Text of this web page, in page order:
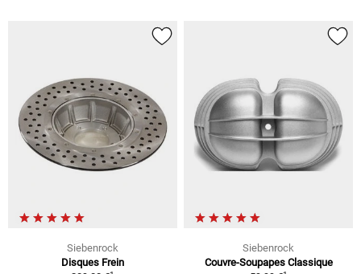
Siebenrock
Disques Frein
Siebenrock
Couvre-Soupapes Classique